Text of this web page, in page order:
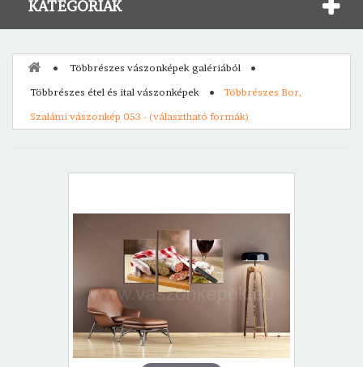
KATEGÓRIÁK
Többrészes vászonképek galériából
Többrészes étel és ital vászonképek
Többrészes Bor,
Szalámi vászonkép 053 - (választható formák)